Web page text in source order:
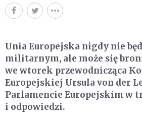
Unia Europejska nigdy nie
militarnym, ale może się
we wtorek przewodnicząca
Europejskiej Ursula von der
Parlamencie Europejskim w
i odpowiedzi.